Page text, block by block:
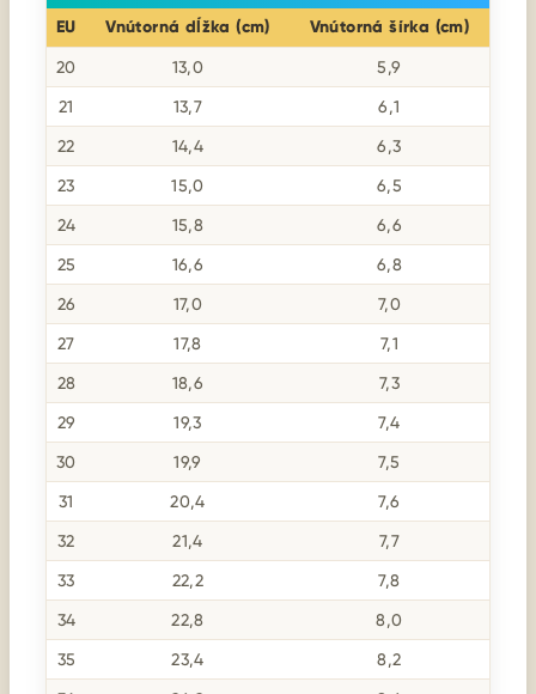
EU Vnútorná dĺžka (cm) Vnútorná šírka (cm)
20 13,0 5,9
21 13,7 6,1
22 14,4 6,3
23 15,0 6,5
24 15,8 6,6
25 16,6 6,8
26 17,0 7,0
27 17,8 7,1
28 18,6 7,3
29 19,3 7,4
30 19,9 7,5
31 20,4 7,6
32 21,4 7,7
33 22,2 7,8
34 22,8 8,0
35 23,4 8,2